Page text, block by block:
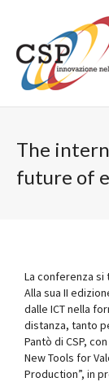
The
future of
La conferenza si
Alla sua II
dalle ICT nella
distanza, tanto
Pantò di CSP,
New Tools for
Production”, in